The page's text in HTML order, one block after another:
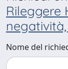
Rileggere
Nome del